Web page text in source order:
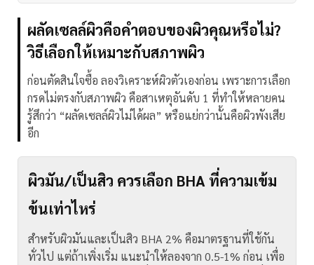
ผลัดเซลล์ผิวคือคำตอบของผิวคุณหรือไม่?
วิธีเลือกให้เหมาะกับสภาพผิว
ก่อนตัดสินใจซื้อ ลองวิเคราะห์ผิวตัวเองก่อน เพราะการเลือก
กรดไม่ตรงกับสภาพผิว คือสาเหตุอันดับ 1 ที่ทำให้หลายคน
รู้สึกว่า “ผลัดเซลล์ผิวไม่ได้ผล” หรือแย่กว่านั้นคือผิวพังเสีย
อีก
ผิวมัน/เป็นสิว ควรเลือก BHA ที่ความเข้ม
ข้นเท่าไหร่
สำหรับผิวมันและเป็นสิว BHA 2% คือมาตรฐานที่ใช้กัน
ทั่วไป แต่ถ้าเพิ่งเริ่ม แนะนำให้ลองจาก 0.5-1% ก่อน เพื่อ